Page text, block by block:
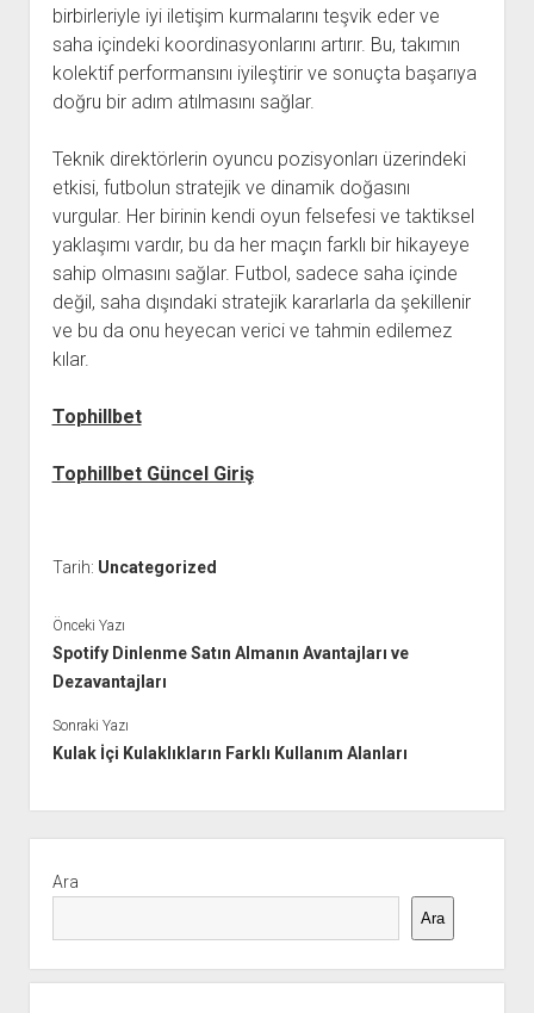
birbirleriyle iyi iletişim kurmalarını teşvik eder ve
saha içindeki koordinasyonlarını artırır. Bu, takımın
kolektif performansını iyileştirir ve sonuçta başarıya
doğru bir adım atılmasını sağlar.
Teknik direktörlerin oyuncu pozisyonları üzerindeki
etkisi, futbolun stratejik ve dinamik doğasını
vurgular. Her birinin kendi oyun felsefesi ve taktiksel
yaklaşımı vardır, bu da her maçın farklı bir hikayeye
sahip olmasını sağlar. Futbol, sadece saha içinde
değil, saha dışındaki stratejik kararlarla da şekillenir
ve bu da onu heyecan verici ve tahmin edilemez
kılar.
Tophillbet
Tophillbet Güncel Giriş
Tarih: Uncategorized
Önceki Yazı
Spotify Dinlenme Satın Almanın Avantajları ve
Dezavantajları
Sonraki Yazı
Kulak İçi Kulaklıkların Farklı Kullanım Alanları
Menü
Ara
Ara